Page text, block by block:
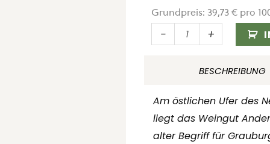
Grundpreis: 39,73€ pro
-
Naturwein
Ruländer
Weingut
Andert
Michael
+
BESCHREIBUNG
Am östlichen Ufer des
liegt das Weingut
alter Begriff für